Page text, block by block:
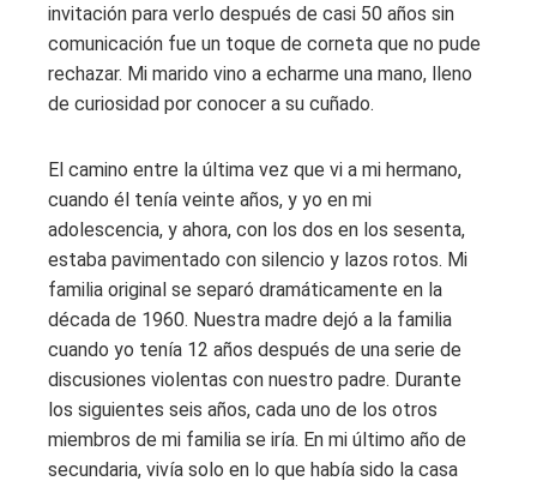
invitación para verlo después de casi 50 años sin
comunicación fue un toque de corneta que no pude
rechazar. Mi marido vino a echarme una mano, lleno
de curiosidad por conocer a su cuñado.
El camino entre la última vez que vi a mi hermano,
cuando él tenía veinte años, y yo en mi
adolescencia, y ahora, con los dos en los sesenta,
estaba pavimentado con silencio y lazos rotos. Mi
familia original se separó dramáticamente en la
década de 1960. Nuestra madre dejó a la familia
cuando yo tenía 12 años después de una serie de
discusiones violentas con nuestro padre. Durante
los siguientes seis años, cada uno de los otros
miembros de mi familia se iría. En mi último año de
secundaria, vivía solo en lo que había sido la casa